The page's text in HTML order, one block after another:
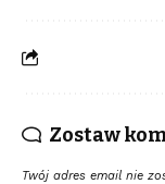
Zostaw
Twój adres email nie